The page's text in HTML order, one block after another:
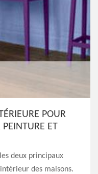
POUR
ET
deux principaux
des maisons.